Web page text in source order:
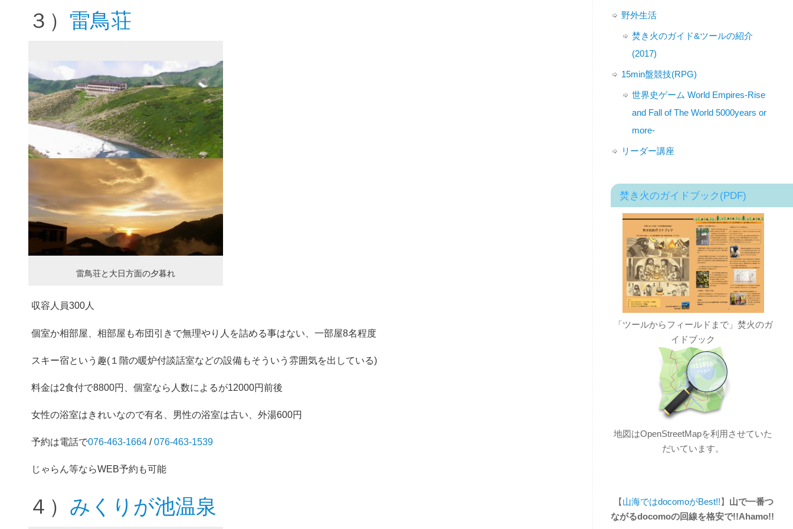
３） 雷鳥荘
雷鳥荘と大日方面の夕暮れ
収容人員300人
個室か相部屋、相部屋も布団引きで無理やり人を詰める事はない、一部屋8名程度
スキー宿という趣(１階の暖炉付談話室などの設備もそういう雰囲気を出している)
料金は2食付で8800円、個室なら人数によるが12000円前後
女性の浴室はきれいなので有名、男性の浴室は古い、外湯600円
予約は電話で076-463-1664 /076-463-1539
じゃらん等ならWEB予約も可能
４） みくりが池温泉
野外生活
焚き火のガイド&ツールの紹介
(2017)
15min盤競技(RPG)
世界史ゲーム World Empires-Rise
and Fall of The World 5000years or
more-
リーダー講座
焚き火のガイドブック(PDF)
「ツールからフィールドまで」焚火のガ
イドブック
地図はOpenStreetMapを利用させていた
だいています。
【山海ではdocomoがBest!!】 山で一番つ
ながるdocomoの回線を格安で!!Ahamo!!